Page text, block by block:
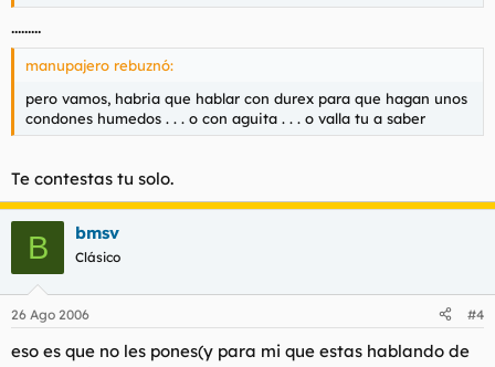
.........
manupajero rebuznó:
pero vamos, habria que hablar con durex para que hagan unos
condones humedos . . . o con aguita . . . o valla tu a saber
Te contestas tu solo.
B bmsv
Clásico
26 Ago 2006 #4
eso es que no les pones(y para mi que estas hablando de